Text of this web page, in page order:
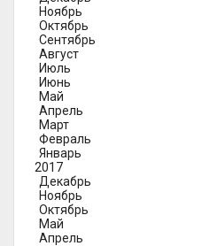
Ноябрь
Октябрь
Сентябрь
Август
Июль
Июнь
Май
Апрель
Март
Февраль
Январь
2017
Декабрь
Ноябрь
Октябрь
Май
Апрель